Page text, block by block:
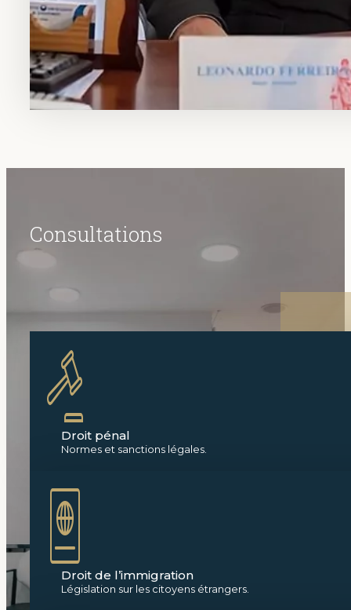
Consultations
Droit pénal
Normes et sanctions légales.
Droit de l’immigration
Législation sur les citoyens étrangers.